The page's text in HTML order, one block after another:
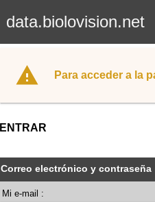
data.biolovision.net
Para acceder a la
ENTRAR
Correo electrónico y contraseña
Mi e-mail :